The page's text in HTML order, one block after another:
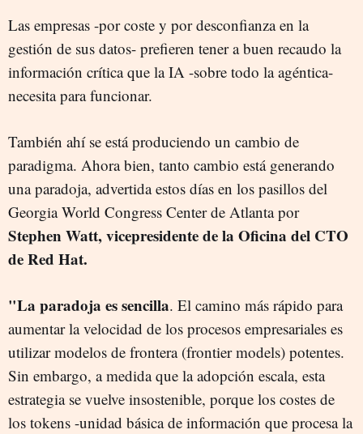
Las empresas -por coste y por desconfianza en la
gestión de sus datos- prefieren tener a buen recaudo la
información crítica que la IA -sobre todo la agéntica-
necesita para funcionar.
También ahí se está produciendo un cambio de
paradigma. Ahora bien, tanto cambio está generando
una paradoja, advertida estos días en los pasillos del
Georgia World Congress Center de Atlanta por
Stephen Watt, vicepresidente de la Oficina del CTO
de Red Hat.
"La paradoja es sencilla. El camino más rápido para
aumentar la velocidad de los procesos empresariales es
utilizar modelos de frontera (frontier models) potentes.
Sin embargo, a medida que la adopción escala, esta
estrategia se vuelve insostenible, porque los costes de
los tokens -unidad básica de información que procesa la